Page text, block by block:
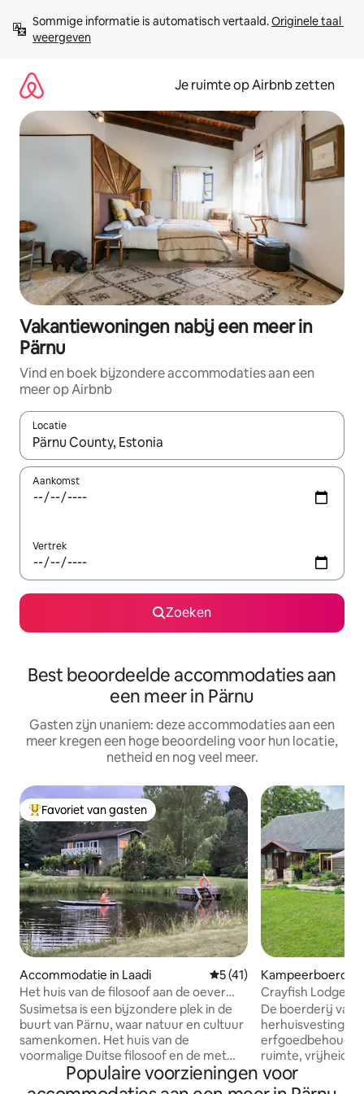
direct
naar
Sommige informatie is automatisch vertaald. Originele taal
weergeven
Je ruimte op Airbnb zetten
Vakantiewoningen nabij een meer in
Pärnu
Vind en boek bijzondere accommodaties aan een
meer op Airbnb
Locatie
Wanneer er suggesties beschikbaar zijn, maak je een keuze
Aankomst
Vertrek
Zoeken
Best beoordeelde accommodaties aan
een meer in Pärnu
Gasten zijn unaniem: deze accommodaties aan een
meer kregen een hoge beoordeling voor hun locatie,
netheid en nog veel meer.
Topfavoriet van gasten
Favoriet van gasten
Accommodatie in Laadi Gemiddelde beoordeling
5 (41)
Het huis van de filosoof aan de oever
van het meer: sauna en bubbelbad
Susimetsa is een bijzondere plek in de
buurt van Pärnu, waar natuur en cultuur
samenkomen. Het huis van de
voormalige Duitse filosoof en de met
liefde ingerichte tuin van het Estse gezin
creëren een unieke sfeer. In de ruime
a
Crayfish Lodge.
De boerderij van
herhuisvesting,
erfgoedbehoud.
ruimte, vrijheid
verscheidenheid
hobby's te
Populaire voorzieningen voor